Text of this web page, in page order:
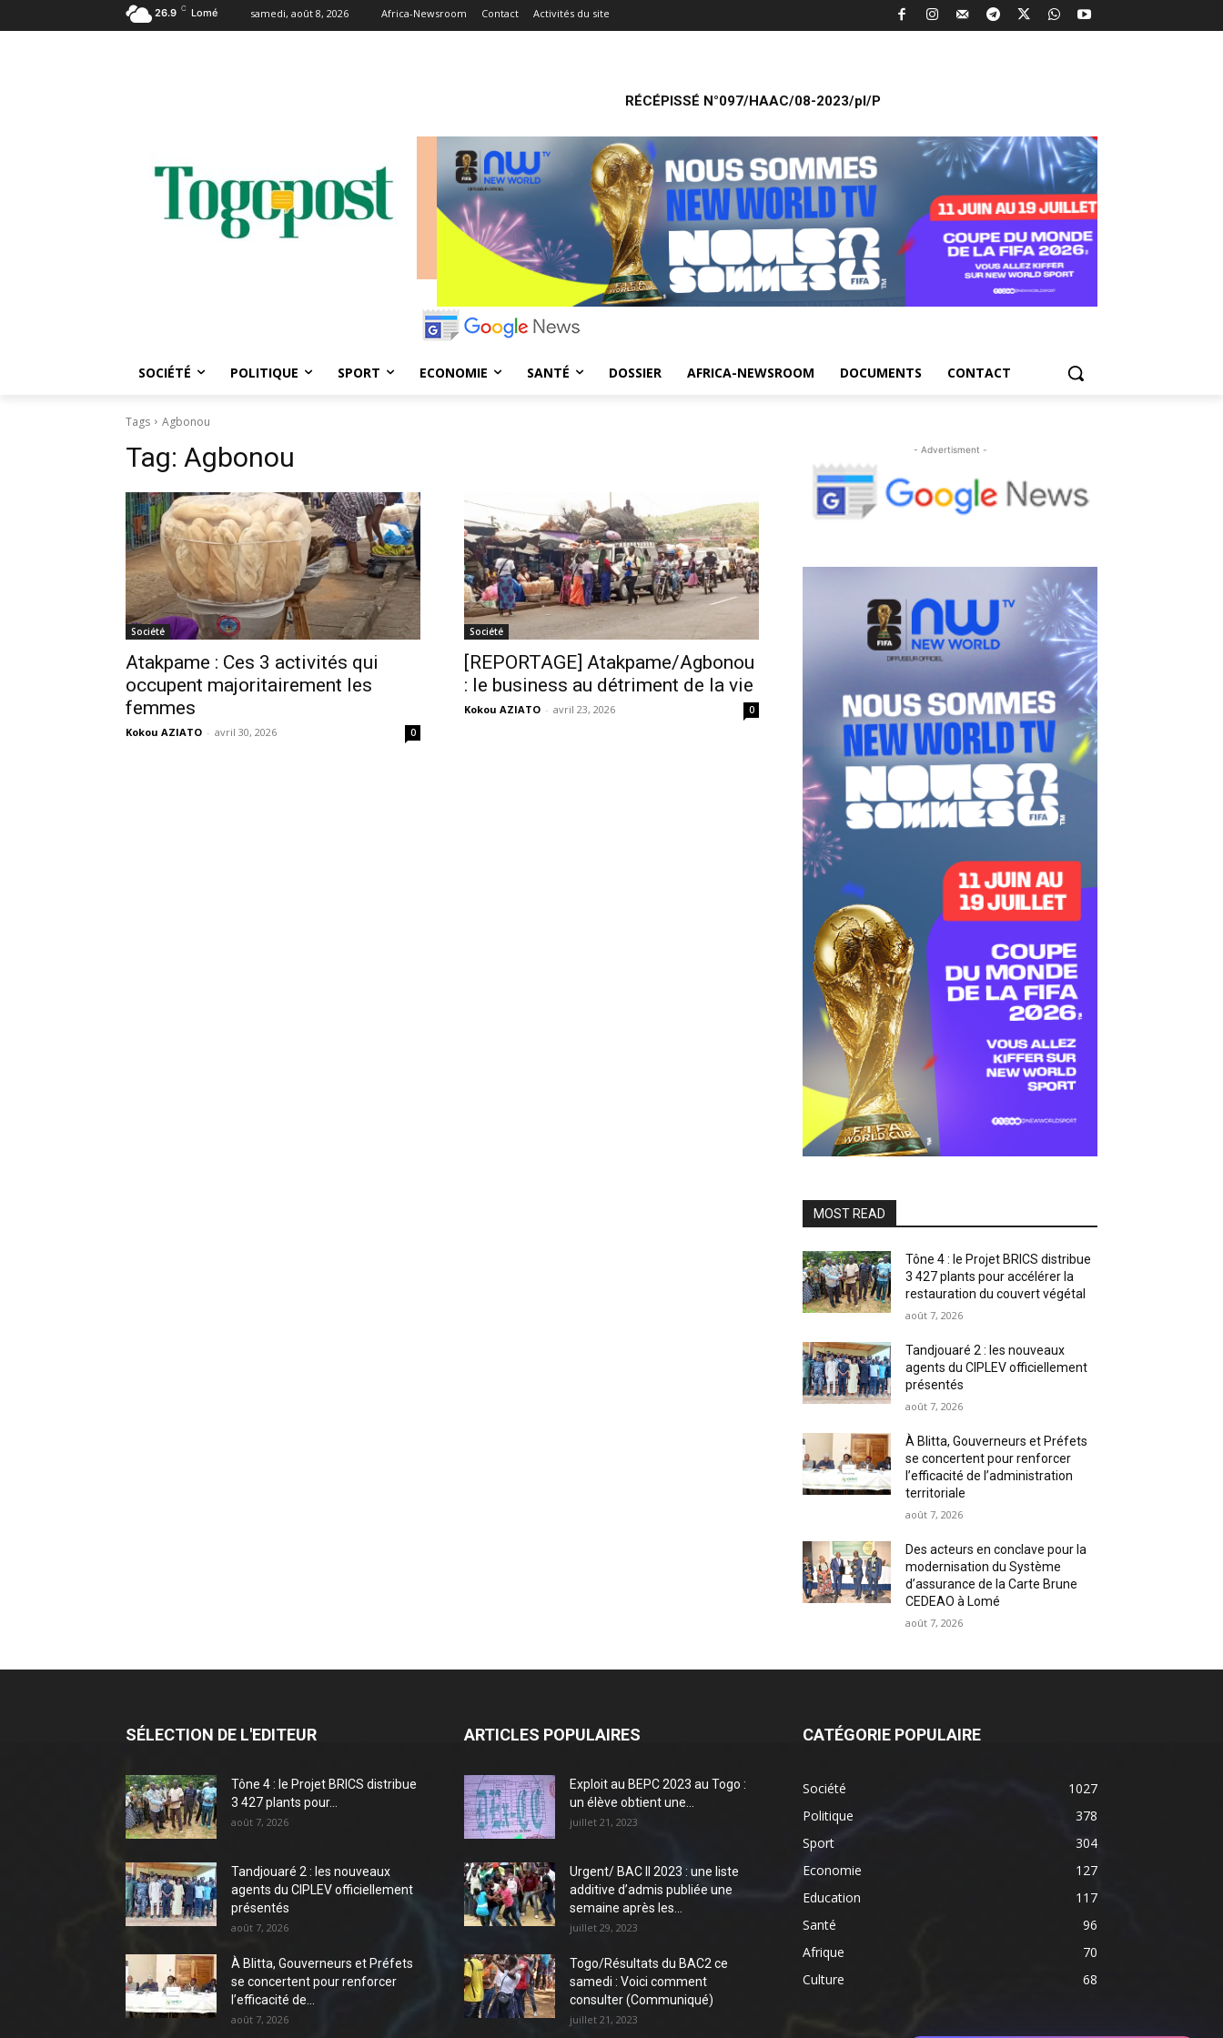
26.9 C Lomé samedi, août 8, 2026 Africa-Newsroom Contact Activités du site
RÉCÉPISSÉ N°097/HAAC/08-2023/pl/P
SOCIÉTÉ POLITIQUE SPORT ECONOMIE SANTÉ DOSSIER AFRICA-NEWSROOM DOCUMENTS CONTACT
Tags Agbonou
Tag: Agbonou
Société
Atakpame : Ces 3 activités qui
occupent majoritairement les
femmes
Kokou AZIATO - avril 30, 2026 0
Société
[REPORTAGE] Atakpame/Agbonou
: le business au détriment de la vie
Kokou AZIATO - avril 23, 2026 0
- Advertisment -
MOST READ
Tône 4 : le Projet BRICS distribue
3 427 plants pour accélérer la
restauration du couvert végétal
août 7, 2026
Tandjouaré 2 : les nouveaux
agents du CIPLEV officiellement
présentés
août 7, 2026
À Blitta, Gouverneurs et Préfets
se concertent pour renforcer
l’efficacité de l’administration
territoriale
août 7, 2026
Des acteurs en conclave pour la
modernisation du Système
d’assurance de la Carte Brune
CEDEAO à Lomé
août 7, 2026
SÉLECTION DE L'EDITEUR
Tône 4 : le Projet BRICS distribue
3 427 plants pour...
août 7, 2026
Tandjouaré 2 : les nouveaux
agents du CIPLEV officiellement
présentés
août 7, 2026
À Blitta, Gouverneurs et Préfets
se concertent pour renforcer
l’efficacité de...
août 7, 2026
ARTICLES POPULAIRES
Exploit au BEPC 2023 au Togo :
un élève obtient une...
juillet 21, 2023
Urgent/ BAC II 2023 : une liste
additive d’admis publiée une
semaine après les...
juillet 29, 2023
Togo/Résultats du BAC2 ce
samedi : Voici comment
consulter (Communiqué)
juillet 21, 2023
CATÉGORIE POPULAIRE
Société
1027
Politique
378
Sport
304
Economie
127
Education
117
Santé
96
Afrique
70
Culture
68